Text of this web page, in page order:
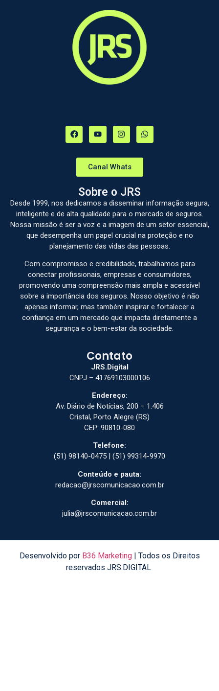
Canal Whats
Sobre o JRS
Desde 1999, nos dedicamos a disseminar informação segura,
inteligente e de alta qualidade para o mercado de seguros.
Nossa missão é ser a voz e a imagem de um setor essencial,
que desempenha um papel crucial na proteção e no
planejamento das vidas das pessoas.
Com compromisso e credibilidade, trabalhamos para
conectar profissionais, empresas e consumidores,
promovendo uma compreensão mais ampla e acessível
sobre a importância dos seguros. Nosso objetivo é não
apenas informar, mas também inspirar e fortalecer a
confiança em um mercado que impacta diretamente a
segurança e o bem-estar da sociedade.
Contato
JRS.Digital
CNPJ – 41769103000106
Endereço:
Av. Diário de Notícias, 200 – 1.406
Cristal, Porto Alegre (RS)
CEP: 90810-080
Telefone:
(51) 98140-0475 | (51) 99314-9970
Conteúdo e pauta:
redacao@jrscomunicacao.com.br
Comercial:
julia@jrscomunicacao.com.br
Desenvolvido por B36 Marketing| Todos os Direitos
reservados JRS.DIGITAL